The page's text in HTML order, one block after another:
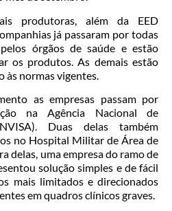
produtoras, além da EED
já passaram por todas
órgãos de saúde e estão
os produtos. As demais estão
às normas vigentes.
as empresas passam por
na Agência Nacional de
Duas delas também
no Hospital Militar de Área de
delas, uma empresa do ramo de
solução simples e de fácil
mais limitados e direcionados
em quadros clínicos graves.